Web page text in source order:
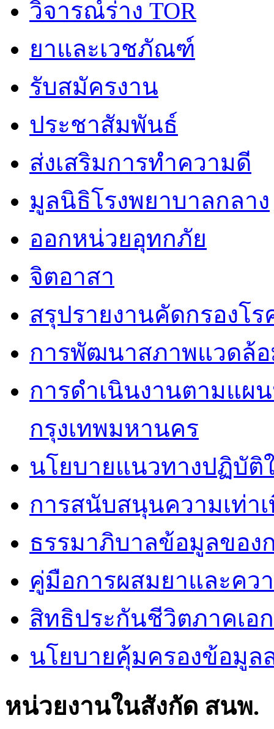
วิจารณ์ร่าง TOR
ยาและเวชภัณฑ์
รับสมัครงาน
ประชาสัมพันธ์
ส่งเสริมการทำความดี
มูลนิธิโรงพยาบาลกลาง
ออกหน่วยอุทกภัย
จิตอาสา
สรุปรายงานคัดกรองโ
การพัฒนาสภาพแวดล้อ
การดำเนินงานตามแผ
กรุงเทพมหานคร
นโยบายแนวทางปฏิบัติ
การสนับสนุนความเท่า
ธรรมาภิบาลข้อมูลของ
คู่มือการผสมยาและคว
สิทธิประกันชีวิตภาคเอ
นโยบายคุ้มครองข้อมูล
หน่วยงานในสังกัด สนพ.